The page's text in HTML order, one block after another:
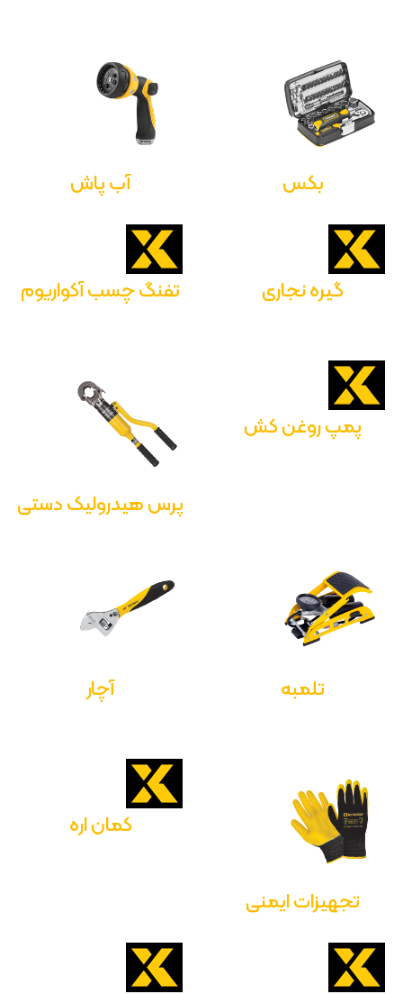
بکس آب پاش
گیره نجاری تفنگ چسب آکواریوم
پمپ روغن کش
پرس هیدرولیک دستی
تلمبه آچار
تجهیزات ایمنی
کمان اره